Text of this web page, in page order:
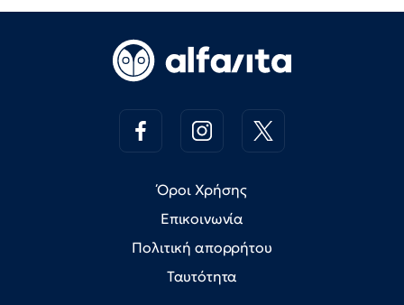
Όροι Χρήσης
Επικοινωνία
Πολιτική απορρήτου
Ταυτότητα